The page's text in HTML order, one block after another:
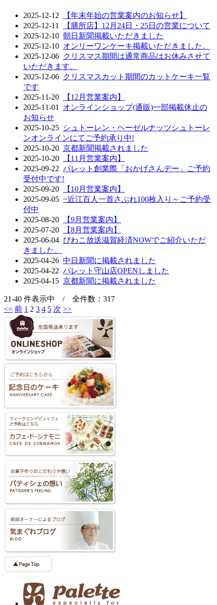
2025-12-12
【年末年始の営業案内のお知らせ】
2025-12-11
【膳所店】12月24日・25日の営業について
2025-12-10 朝日新聞掲載いただきました
2025-12-10 オンリーワンケーキ掲載いただきました。
2025-12-06 クリスマス期間は通常商品はお休みさせて
いただきます。
2025-12-06 クリスマスカット期間のカットケーキ一覧
です
2025-11-20
【12月営業案内】
2025-11-01 オンラインショップ(通販)一部掲載休止の
お知らせ
2025-10-25 シュトーレン・ヘーゼルナッツシュトーレ
ンオンラインにてご予約承り中!
2025-10-20 京都新聞掲載されました
2025-10-20
【11月営業案内】
2025-09-22 パレット創業際「おかげさんデー」ご予約
受付中です!
2025-09-20
【10月営業案内】
2025-09-05 ~近江百人一首さぶれ100枚入り～ご予約受
付中
2025-08-20
【9月営業案内】
2025-07-20
【8月営業案内】
2025-06-04 びわこ放送滋賀経済NOWでご紹介いただ
きました。
2025-04-26 中日新聞に掲載されました
2025-04-22 パレット守山店OPENしました
2025-04-15 京都新聞に掲載されました
21-40 件表示中 / 全件数：317
<< 前 1 2 3 4 5 次 >>